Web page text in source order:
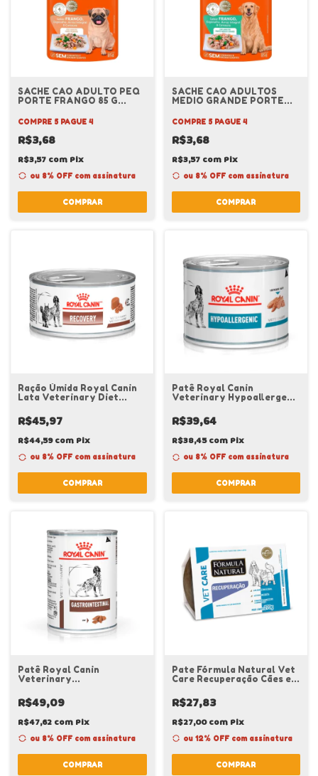
SACHE CAO ADULTO PEQ
PORTE FRANGO 85 G
COMPRE 5 PAGUE 4
R$3,68
R$3,57 com Pix
ou 8% OFF com assinatura
COMPRAR
SACHE CAO ADULTOS
MEDIO GRANDE PORTE
GOLDEN
COMPRE 5 PAGUE 4
R$3,68
R$3,57 com Pix
ou 8% OFF com assinatura
COMPRAR
Ração Úmida Royal Canin
Lata Veterinary Diet
Gatos em Recuperação
R$45,97
R$44,59com Pix
ou 8% OFF com assinatura
COMPRAR
Patê Royal Canin
Veterinary Hypoallergenic
R$39,64
R$38,45com Pix
ou 8% OFF com assinatura
COMPRAR
Patê Royal Canin
Veterinary
Adultos 400 g
R$49,09
R$47,62 com Pix
ou 8% OFF com assinatura
COMPRAR
Pate Fórmula Natural Vet
Care Recuperação Cães e
R$27,83
R$27,00com Pix
ou 12% OFF com assinatura
COMPRAR